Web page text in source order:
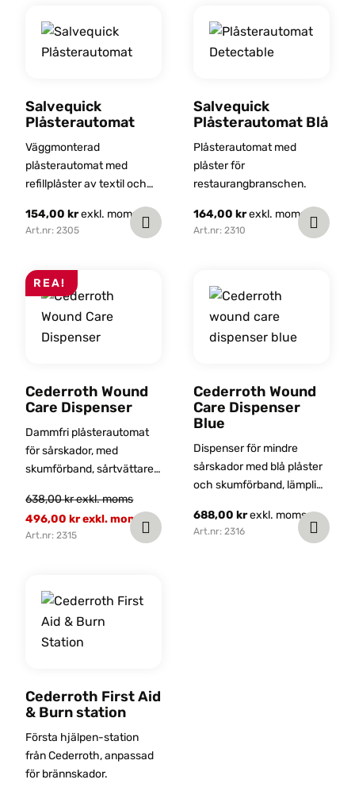
byggbranschen och
industrin, för att du snabbt
här är en effektiv och
hållbar lösning för dig som
akut sjuk eller skadad på
Salvequick
Plåsterautomat
Väggmonterad
plåsterautomat med
refillplåster av textil och
154,00krexkl. moms
Art.nr: 2305
Salvequick
Plåsterautomat Blå
Plåsterautomat med
plåster för
restaurangbranschen.
164,00 krexkl. moms
Art.nr: 2310
REA!
Cederroth Wound
Care Dispenser
Dammfri plåsterautomat
för sårskador, med
skumförband, sårtvättare
638,00krexkl. moms
496,00krexkl. moms
Art.nr: 2315
Cederroth Wound
Care Dispenser
Blue
Dispenser för mindre
sårskador med blå plåster
och skumförband, lämplig
688,00 krexkl. moms
Art.nr: 2316
Cederroth First Aid
& Burn station
Första hjälpen-station
från Cederroth, anpassad
för brännskador.